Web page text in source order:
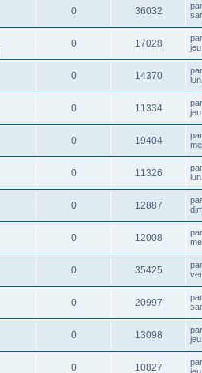
0 36032 par
0 17028 par
0 14370 par
0 11334 par
0 19404 par
0 11326 par
0 12887 par
0 12008 par
0 35425 par
0 20997 par
0 13098 par
0 10827 par